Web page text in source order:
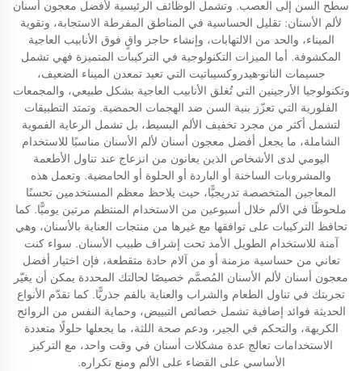
سطح السن إلى العصب. وتشمل الوظائف الرئيسية لأفضل معجون أسنان
لألم الأسنان: تقليل الحساسية في المناطق المفرطة الاستجابة، وتقوية
الميناء، والحد من الالتهابات، وإنشاء حاجز واقٍ فوق الأنابيب العاجية
المكشوفة. أما الميزات التكنولوجية في التركيبات المتميزة فهي تشمل
جسيمات النانو-هيدروكسيباتيت التي تعيد تمعدن الميناء الضعيف،
وتكنولوجيا الأرجينين التي تُغلق الأنابيب العاجية بشكل طبيعي، والمجمعات
الفلورية التي تعزّز بنية السن ضد الهجمات الحمضية. وتمتد التطبيقات
لتشمل أكثر من مجرد تخفيف الألم البسيط، بل تشمل الرعاية الفموية
الشاملة، ما يجعل أفضل معجون أسنان لألم الأسنان مناسبًا للاستخدام
اليومي لدى الأشخاص الذين يعانون من انزعاج عند تناول الأطعمة
والمشروبات الساخنة أو الباردة أو الحلوة أو الحامضية. وتعمل هذه
المعاجين المتخصصة تدريجيًّا، حيث يلاحظ معظم المستخدمين تحسنًا
ملحوظًا في الألم خلال أسبوعين من الاستخدام المنتظم مرتين يوميًّا. كما
تحافظ التركيبات على توافقها مع غيرها من منتجات العناية بالأسنان، وهي
آمنة للاستخدام الطويل الأمد تحت إشراف طبيب الأسنان. سواء كنت
تعاني من حساسية مزمنة أو من آلام حادة متقطعة، فإن اختيار أفضل
معجون أسنان لألم الأسنان المُصمَّم خصيصًا لحالتك المحددة يمكن أن يغيّر
تجربتك في تناول الطعام والشراب والعناية بالفم جذريًّا. كما تقدّم الأنواع
الحديثة فوائد إضافية تشمل خصائص التبييض، وحماية النفس من الروائح
الكريهة، والتحكم في الجير، ودعم صحة اللثة، ما يجعلها حلولًا متعددة
الاستخدامات تعالج عدة مشكلات أسنان في وقت واحد، مع التركيز
الأساسي على القضاء على الألم ومنع تكراره.